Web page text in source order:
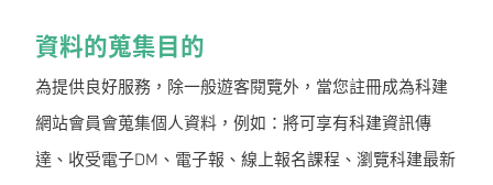
資料的蒐集目的
為提供良好服務，除一般遊客閱覽外，當您註冊成為科建
網站會員會蒐集個人資料，例如：將可享有科建資訊傳
達、收受電子DM、電子報、線上報名課程、瀏覽科建最新